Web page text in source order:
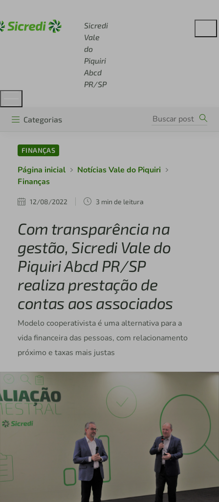
Sicredi
Vale
do
Piquiri
Abcd
PR/SP
Categorias
FINANÇAS
Página inicial
Notícias Vale do Piquiri
Finanças
12/08/2022 3 min de leitura
Com transparência na
gestão, Sicredi Vale do
Piquiri Abcd PR/SP
realiza prestação de
contas aos associados
Modelo cooperativista é uma alternativa para a
vida financeira das pessoas, com relacionamento
próximo e taxas mais justas